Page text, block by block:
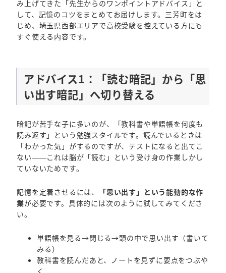
み上げてきた「先生からのワンポイントアドバイス」と
して、記憶のコツをまとめてお届けします。三芳町をは
じめ、埼玉県西部エリアで高校受験を控えている方にも
すぐ使える内容です。
アドバイス1：「読む暗記」から「思
い出す暗記」へ切り替える
暗記が苦手な子に多いのが、「教科書や単語帳を何度も
読み返す」という勉強スタイルです。読んでいるときは
「わかった気」がするのですが、テストになると出てこ
ない——これは脳が「読む」という受け身の作業しかし
ていないためです。
記憶を定着させるには、
「思い出す」という能動的な作
業が必要です。具体的には次のように試してみてくださ
い。
単語帳を見る→閉じる→頭の中で思い出す（書いて
みる）
教科書を読んだあと、ノートを見ずに要点をつぶや